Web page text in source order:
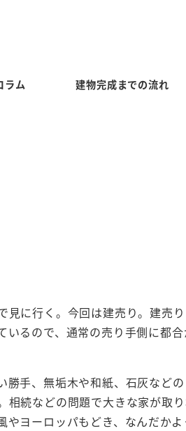
ラム 建物完成までの流れ
に行く。今回は建売り。建売
るので、通常の売り手側に都
勝手、無垢木や和紙、石灰など
続などの問題で大きな家が取り
ヨーロッパもどき、なんだか